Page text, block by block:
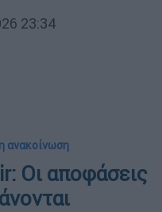
23:34
ανακοίνωση
Οι αποφάσεις